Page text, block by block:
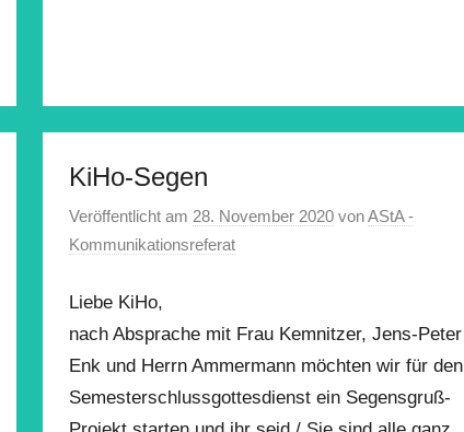
KiHo-Segen
Veröffentlicht am 28. November 2020 vonAStA -
Kommunikationsreferat
Liebe KiHo,
nach Absprache mit Frau Kemnitzer, Jens-Peter
Enk und Herrn Ammermann möchten wir für den
Semesterschlussgottesdienst ein Segensgruß-